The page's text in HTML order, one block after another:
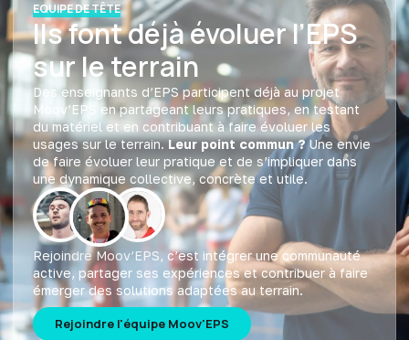
EQUIPE DE TÊTE
Ils font déjà évoluer l’EPS
sur le terrain
Des enseignants d’EPS participent déjà au projet
Moov’EPS en partageant leurs pratiques, en testant
du matériel et en contribuant à faire évoluer les
usages sur le terrain. Leur point commun ?Une envie
de faire évoluer leur pratique et de s’impliquer dans
une dynamique collective, concrète et utile.
Rejoindre Moov’EPS, c’est intégrer une communauté
active, partager ses expériences et contribuer à faire
émerger des solutions adaptées au terrain.
Rejoindre l'équipe Moov'EPS